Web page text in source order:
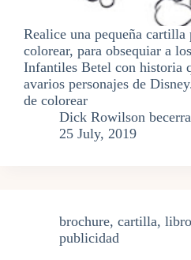
Realice una pequeña
colorear, para obsequiar a
Infantiles Betel con historia
avarios personajes de
de colorear
Dick Rowilson
25 July, 2019
brochure, cartilla, libro
publicidad